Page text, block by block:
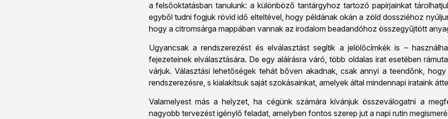
a felsőoktatásban tanulunk: a különböző tantárgyhoz tartozó papírjainkat
egyből tudni fogjuk rövid idő elteltével, hogy példának okán a zöld dossziéhoz
hogy a citromsárga mappában vannak az irodalom beadandóhoz összegyűjtött
Ugyancsak a rendszerezést és elválasztást segítik a jelölőcímkék is –
fejezeteinek elválasztására. De egy aláírásra váró, több oldalas irat esetében
várjuk. Választási lehetőségek tehát bőven akadnak, csak annyi a teendőnk,
rendszerezésre, s kialakítsuk saját szokásainkat, amelyek által mindennapi irataink
Valamelyest más a helyzet, ha cégünk számára kívánjuk összeválogatni a
nagyobb tervezést igénylő feladat, amelyben fontos szerep jut a napi rutin